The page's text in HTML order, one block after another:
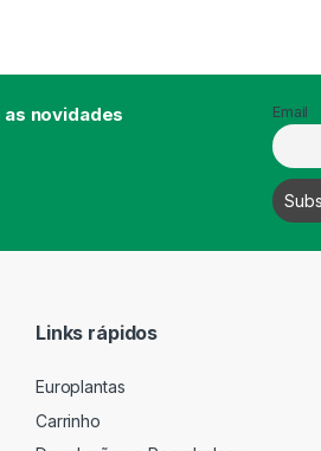
as novidades Email
Links rápidos
Europlantas
Carrinho